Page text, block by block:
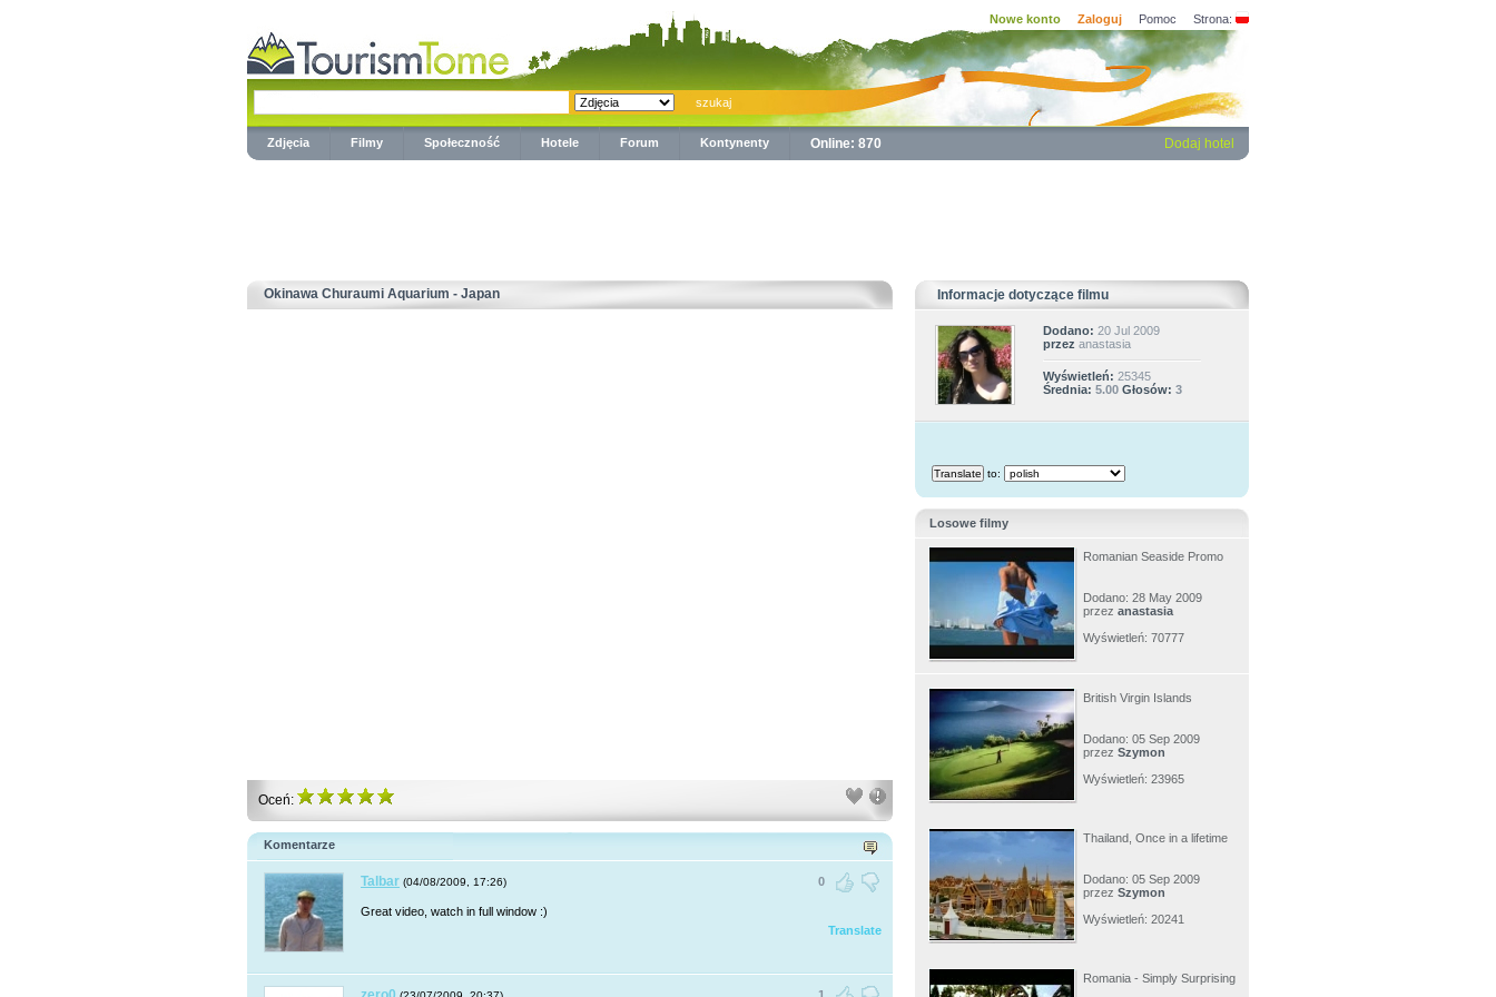
Nowe konto Zaloguj Pomoc Strona:
Zdjęcia Filmy Społeczność Hotele Forum Kontynenty Online: 870 Dodaj hotel
Okinawa Churaumi Aquarium - Japan
Oceń:
Komentarze
0
Talbar (04/08/2009, 17:26)
Great video, watch in full window :)
Translate
Informacje dotyczące filmu
Dodano: 20 Jul 2009
przez anastasia
Wyświetleń: 25345
Średnia: 5.00 Głosów: 3
to:
Losowe filmy
Romanian Seaside Promo
Dodano: 28 May 2009
przez anastasia
Wyświetleń: 70777
British Virgin Islands
Dodano: 05 Sep 2009
przez Szymon
Wyświetleń: 23965
Thailand, Once in a lifetime
Dodano: 05 Sep 2009
przez Szymon
Wyświetleń: 20241
Romania - Simply Surprising